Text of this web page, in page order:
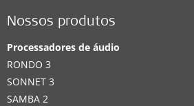
Nossos produtos
Processadores de áudio
RONDO 3
SONNET 3
SAMBA 2